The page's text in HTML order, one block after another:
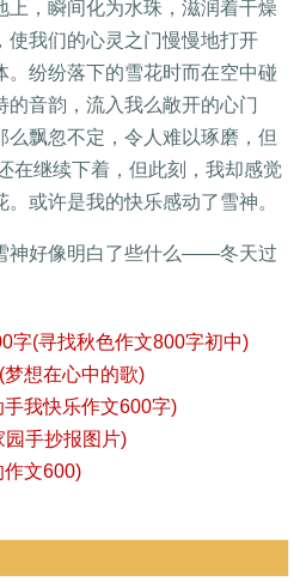
上，瞬间化为水珠，滋润着干燥
使我们的心灵之门慢慢地打开
。纷纷落下的雪花时而在空中碰
音韵，流入我么敞开的心门
飘忽不定，令人难以琢磨，但
在继续下着，但此刻，我却感觉
或许是我的快乐感动了雪神。
神好像明白了些什么——冬天过
字(寻找秋色作文800字初中)
想在心中的歌)
我快乐作文600字)
园手抄报图片)
文600)